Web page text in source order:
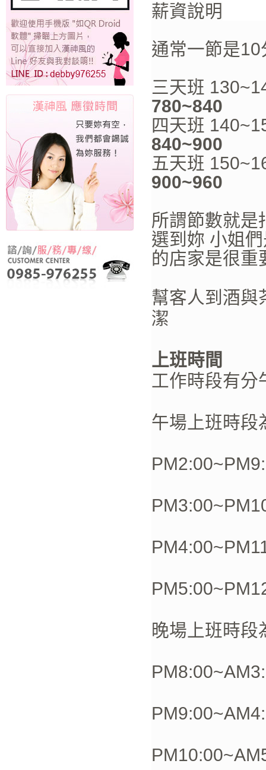
薪資說明
通常一節是
三天班
780~840
四天班
840~900
五天班
900~960
所謂節數就是
選到妳 小姐
的店家是很重
幫客人到酒與
潔
上班時間
工作時段有分
午場上班時段
晚場上班時段